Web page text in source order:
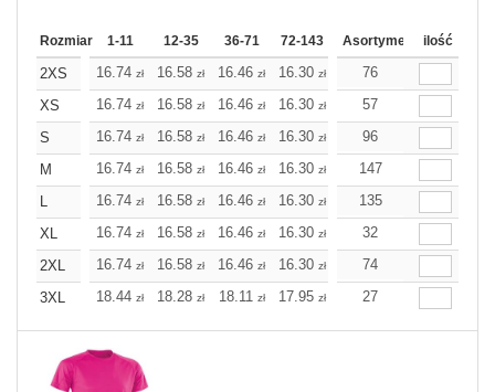
Rozmiar 1-11 12-35 36-71 72-143 144-287 288 Dodaj
Asortyment ilość
2XS 16.74 zł 16.58 zł 16.46 zł 16.30 zł 16.14
76
XS
16.74 zł 16.58 zł 16.46 zł 16.30 zł 16.14
57
S
16.74 zł 16.58 zł 16.46 zł 16.30 zł 16.14
96
M
16.74 zł 16.58 zł 16.46 zł 16.30 zł 16.14zł
147
L
16.74 zł 16.58 zł 16.46 zł 16.30 zł 16.14zł
135
XL
16.74 zł 16.58 zł 16.46 zł 16.30 zł 16.14
32
2XL
16.74 zł 16.58 zł 16.46 zł 16.30 zł 16.14
74
3XL
18.44 zł 18.28 zł 18.11 zł 17.95 zł 17.79
27